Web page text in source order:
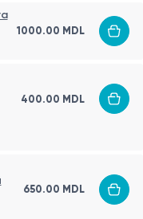
рецидивов.
вида кожи
и
травмирование
вмешательства
1000.00 MDL
400.00 MDL
650.00 MDL